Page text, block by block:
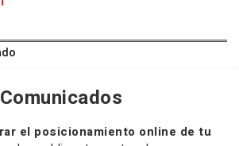
Comunicados
el posicionamiento online de tu